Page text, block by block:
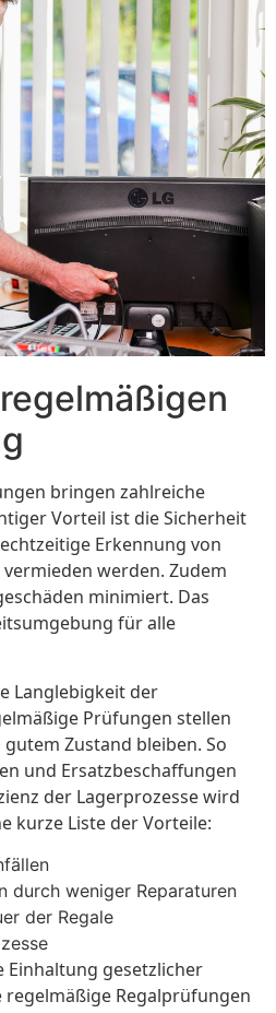
bringen zahlreiche
Vorteil ist die Sicherheit
Erkennung von
werden. Zudem
minimiert. Das
für alle
Langlebigkeit der
Prüfungen stellen
gutem Zustand bleiben. So
und Ersatzbeschaffungen
der Lagerprozesse wird
kurze Liste der Vorteile:
durch weniger Reparaturen
der Regale
Einhaltung gesetzlicher
Regalprüfungen